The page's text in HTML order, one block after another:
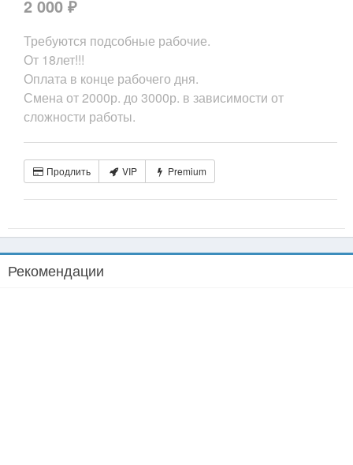
2 000 ₽
Требуются подсобные рабочие.
От 18лет!!!
Оплата в конце рабочего дня.
Смена от 2000р. до 3000р. в зависимости от
сложности работы.
Продлить VIP Premium
Рекомендации